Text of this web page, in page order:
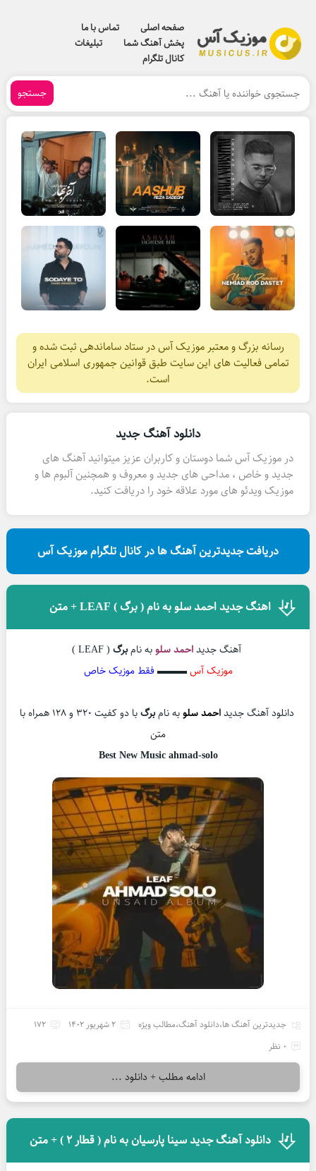
صفحه اصلی
تماس با ما
پخش آهنگ شما
تبلیغات
کانال تلگرام
جستجو
رسانه بزرگ و معتبر موزیک آس در ستاد ساماندهی ثبت شده و
تمامی فعالیت های این سایت طبق قوانین جمهوری اسلامی ایران
است.
دانلود آهنگ جدید
در موزیک آس شما دوستان و کاربران عزیز میتوانید آهنگ های
جدید و خاص ، مداحی های جدید و معروف و همچنین آلبوم ها و
موزیک ویدئو های مورد علاقه خود را دریافت کنید.
دریافت جدیدترین آهنگ ها در کانال تلگرام موزیک آس
اهنگ جدید احمد سلو به نام ( برگ ) LEAF + متن
آهنگ جدیداحمد سلوبه نامبرگ ( LEAF )
موزیک آس▬▬▬ فقط موزیک خاص
دانلود آهنگ جدیداحمد سلوبه نامبرگ
با دو کفیت 320 و 128 همراه با
متن
Best New Musicahmad-solo
جدیدترین آهنگ ها،دانلود آهنگ،مطالب ویژه 2 شهریور 1402
172
0 نظر
ادامه مطلب + دانلود ...
دانلود آهنگ جدید سینا پارسیان به نام ( قطار 2 ) + متن